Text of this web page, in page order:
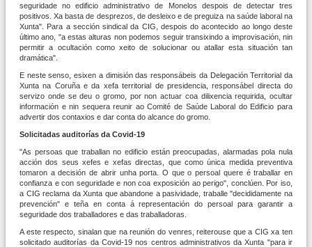
seguridade no edificio administrativo de Monelos despois de detectar tres
positivos. Xa basta de desprezos, de desleixo e de preguiza na saúde laboral na
Xunta". Para a sección sindical da CIG, despois do acontecido ao longo deste
último ano, "a estas alturas non podemos seguir transixindo a improvisación, nin
permitir a ocultación como xeito de solucionar ou atallar esta situación tan
dramática".
E neste senso, esixen a dimisión das responsábeis da Delegación Territorial da
Xunta na Coruña e da xefa territorial de presidencia, responsábel directa do
servizo onde se deu o gromo, por non actuar coa dilixencia requirida, ocultar
información e nin sequera reunir ao Comité de Saúde Laboral do Edificio para
advertir dos contaxios e dar conta do alcance do gromo.
Solicitadas auditorías da Covid-19
"As persoas que traballan no edificio están preocupadas, alarmadas pola nula
acción dos seus xefes e xefas directas, que como única medida preventiva
tomaron a decisión de abrir unha porta. O que o persoal quere é traballar en
confianza e con seguridade e non coa exposición ao perigo", conclúen. Por iso,
a CIG reclama da Xunta que abandone a pasividade, traballe "decididamente na
prevención" e teña en conta á representación do persoal para garantir a
seguridade dos traballadores e das traballadoras.
A este respecto, sinalan que na reunión do venres, reiterouse que a CIG xa ten
solicitado auditorías da Covid-19 nos centros administrativos da Xunta "para ir